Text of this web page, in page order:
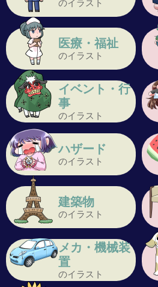
のイラスト
医療・福祉
のイラスト
イベント・行
事
のイラスト
ハザード
のイラスト
建築物
のイラスト
メカ・機械装
置
のイラスト